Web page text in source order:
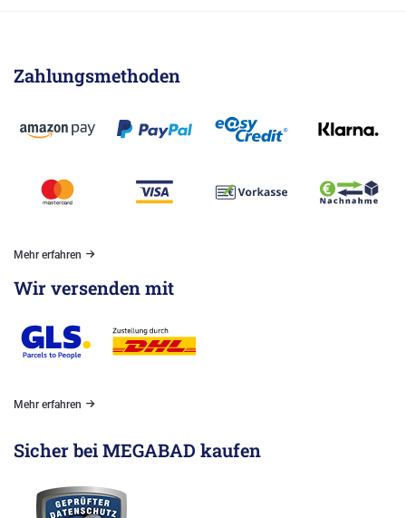
Zahlungsmethoden
Mehr erfahren
Wir versenden mit
Mehr erfahren
Sicher bei MEGABAD kaufen